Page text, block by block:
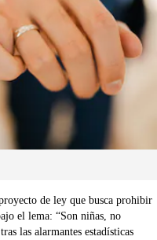
de ley que busca prohibir
el lema: “Son niñas, no
las alarmantes estadísticas